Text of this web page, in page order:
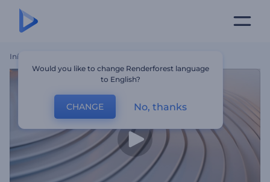
Início
Would you like to change Renderforest language
to English?
CHANGE No, thanks